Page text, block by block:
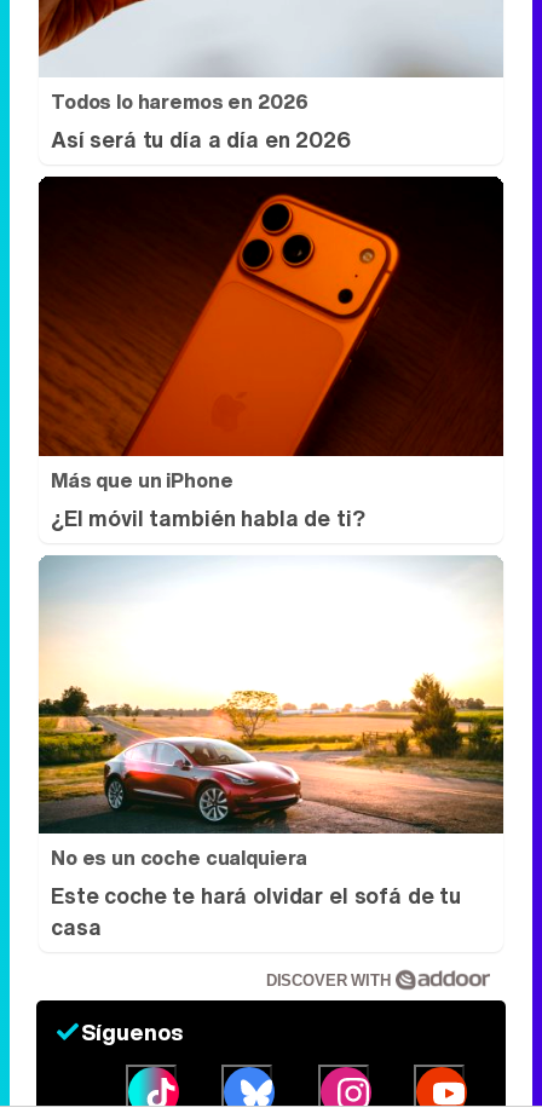
Todos lo haremos en 2026
Así será tu día a día en 2026
Más que un iPhone
¿El móvil también habla de ti?
No es un coche cualquiera
Este coche te hará olvidar el sofá de tu
casa
DISCOVER WITH
Síguenos